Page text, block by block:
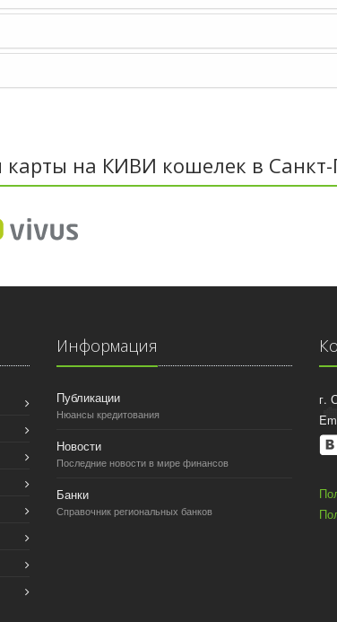
на КИВИ кошелек в Санкт-
Информация
Публикации
Нюансы кредитования
Новости
Последние новости в мире финансов
Банки
Справочник региональных банков
г.